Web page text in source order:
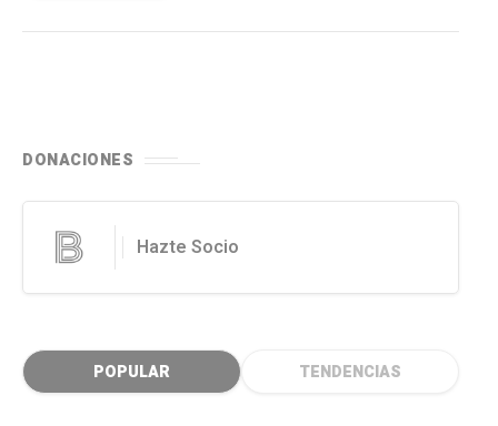
DONACIONES
Hazte Socio
POPULAR TENDENCIAS